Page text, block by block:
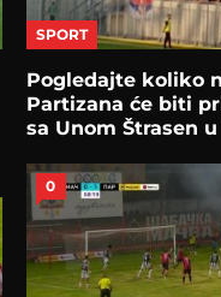
SPORT
Pogledajte koliko
Partizana će biti
sa Unom Štrasen
0